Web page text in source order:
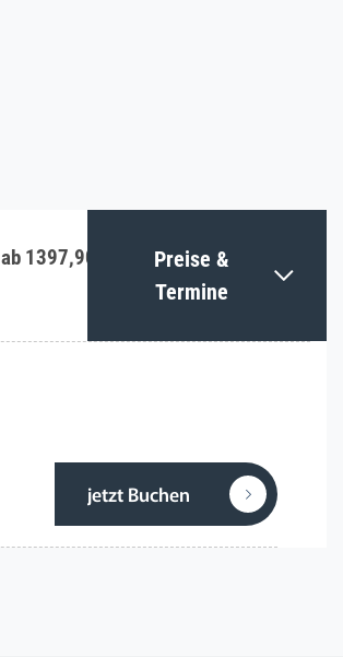
ab 1397,90 €
Preise &
Termine
jetzt Buchen